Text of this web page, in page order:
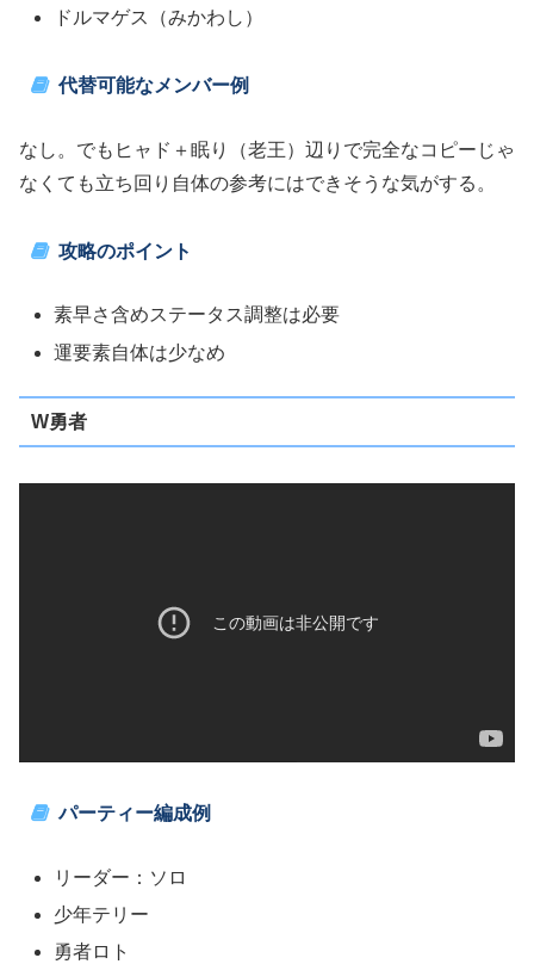
ドルマゲス（みかわし）
代替可能なメンバー例
なし。でもヒャド＋眠り（老王）辺りで完全なコピーじゃ
なくても立ち回り自体の参考にはできそうな気がする。
攻略のポイント
素早さ含めステータス調整は必要
運要素自体は少なめ
W勇者
パーティー編成例
リーダー：ソロ
少年テリー
勇者ロト